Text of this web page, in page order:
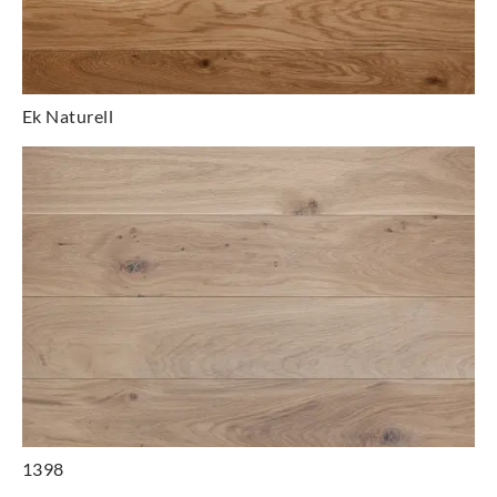
Ek Naturell
1398